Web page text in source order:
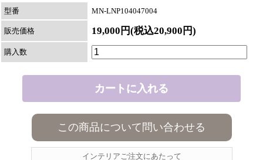
型番 MN-LNP104047004
販売価格 19,000円(税込20,900円)
購入数
この商品について問い合わせる
インテリアご注文にあたって